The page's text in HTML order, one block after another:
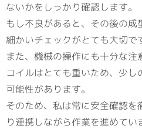
メディアポリシー
ないかをしっかり確認します。
もし不良があると、その後の成
細かいチェックがとても大切で
また、機械の操作にも十分な注
コイルはとても重いため、少し
可能性があります。
そのため、私は常に安全確認
り連携しながら作業を進めてい